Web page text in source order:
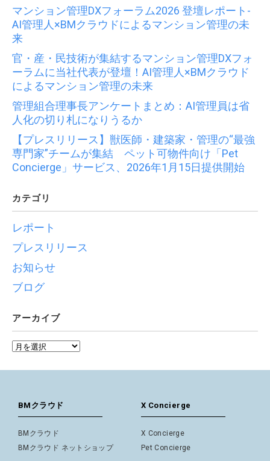
マンション管理DXフォーラム2026 登壇レポート-
AI管理人×BMクラウドによるマンション管理の未
来
官・産・民技術が集結するマンション管理DXフォ
ーラムに当社代表が登壇！AI管理人×BMクラウド
によるマンション管理の未来
管理組合理事長アンケートまとめ：AI管理員は省
人化の切り札になりうるか
【プレスリリース】獣医師・建築家・管理の“最強
専門家”チームが集結 ペット可物件向け「Pet
Concierge」サービス、2026年1月15日提供開始
カテゴリ
レポート
プレスリリース
お知らせ
ブログ
アーカイブ
BMクラウド
BMクラウド
BMクラウド ネットショップ
X Concierge
X Concierge
Pet Concierge